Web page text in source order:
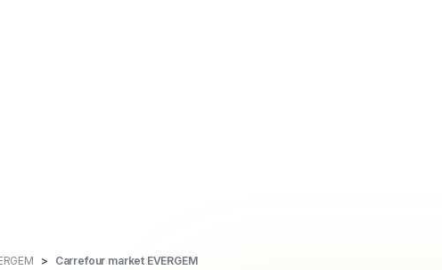
Carrefour market EVERGEM